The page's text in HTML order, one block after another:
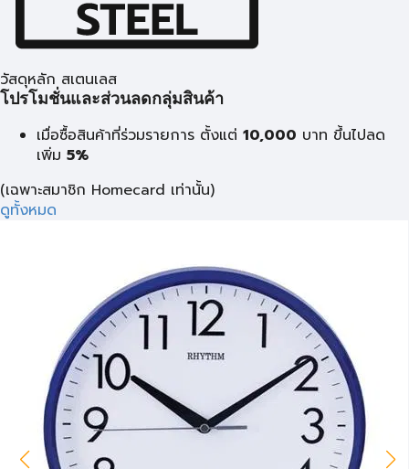
วัสดุหลัก สเตนเลส
โปรโมชั่นและส่วนลดกลุ่มสินค้า
เมื่อซื้อสินค้าที่ร่วมรายการ ตั้งแต่ 10,000 บาท ขึ้นไปลด
เพิ่ม 5%
(เฉพาะสมาชิก Homecard เท่านั้น)
ดูทั้งหมด